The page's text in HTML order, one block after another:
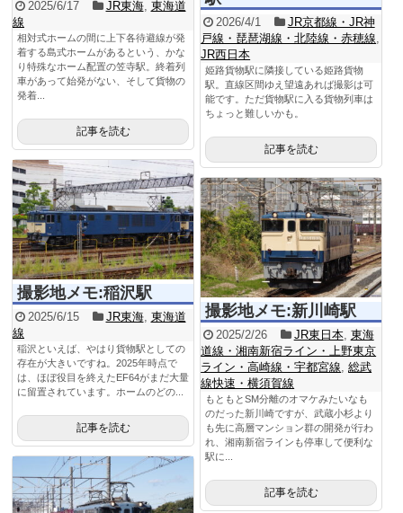
2026/4/1
JR京都線・JR神
戸線・琵琶湖線・北陸線・赤穂線
JR西日本
姫路貨物駅に隣接している姫路貨物
駅。直線区間ゆえ望遠あれば撮影は可
能です。ただ貨物駅に入る貨物列車は
ちょっと難しいかも。
記事を読む
2025/6/17 JR東海, 東海道
線
相対式ホームの間に上下各待避線が発
着する島式ホームがあるという、かな
り特殊なホーム配置の笠寺駅。終着列
車があって始発がない、そして貨物の
発着...
記事を読む
撮影地メモ:稲沢駅
2025/6/15 JR東海, 東海道
線
稲沢といえば、やはり貨物駅としての
存在が大きいですね。2025年時点で
は、ほぼ役目を終えたEF64がまだ大量
に留置されています。ホームのどの...
記事を読む
撮影地メモ:新川崎駅
2025/2/26 JR東日本, 東海
道線・湘南新宿ライン・上野東京
ライン・高崎線・宇都宮線,総武
線快速・横須賀線
もともとSM分離のオマケみたいなも
のだった新川崎ですが、武蔵小杉より
も先に高層マンション群の開発が行わ
れ、湘南新宿ラインも停車して便利な
駅に...
記事を読む